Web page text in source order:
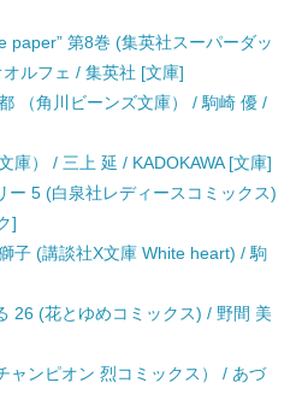
paper” 第8巻 (集英社スーパーダッ
ルフェ / 集英社 [文庫]
（角川ビーンズ文庫） / 駒崎 優 /
庫） / 三上 延 / KADOKAWA [文庫]
5 (白泉社レディースコミックス)
]
子 (講談社X文庫 White heart) / 駒
26 (花とゆめコミックス) / 野間 美
ャンピオン 烈コミックス） / あづ